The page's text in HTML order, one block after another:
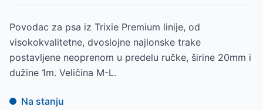
Povodac za psa iz Trixie Premium linije, od
visokokvalitetne, dvoslojne najlonske trake
postavljene neoprenom u predelu ručke, širine 20mm i
dužine 1m. Veličina M-L.
Na stanju